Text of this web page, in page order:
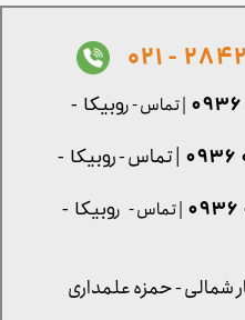
| تماس - روبیکا -
شمالی - حمزه علمداری
| تماس - روبیکا -
| تماس - روبیکا -